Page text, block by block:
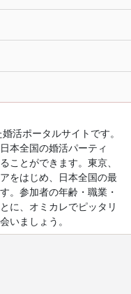
活ポータルサイトです。
本全国の婚活パーティ
ことができます。東京、
をはじめ、日本全国の最
。参加者の年齢・職業・
に、オミカレでピッタリ
いましょう。